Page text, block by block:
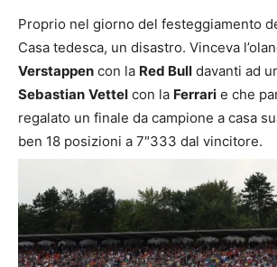
Proprio nel giorno del festeggiamento
Casa tedesca, un disastro. Vinceva
Verstappen con la Red Bull davanti ad
Sebastian Vettel con la Ferrari e che
regalato un finale da campione a casa
ben 18 posizioni a 7″333 dal vincitore.